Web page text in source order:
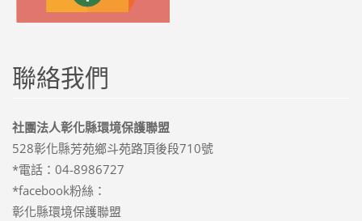
聯絡我們
社團法人彰化縣環境保護聯盟
528彰化縣芳苑鄉斗苑路頂後段710號
*電話：04-8986727
*facebook粉絲：
彰化縣環境保護聯盟